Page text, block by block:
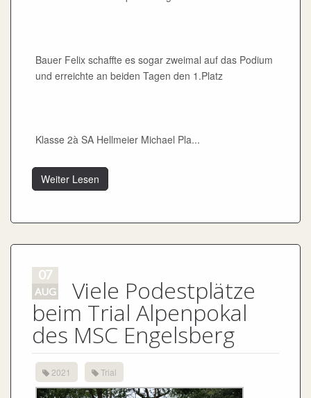
Bauer Felix schaffte es sogar zweimal auf das Podium
und erreichte an beiden Tagen den 1.Platz
Klasse 2à SA Hellmeier Michael Pla...
Weiter Lesen
07
AUG Viele Podestplätze
beim Trial Alpenpokal
des MSC Engelsberg
2021 Trial